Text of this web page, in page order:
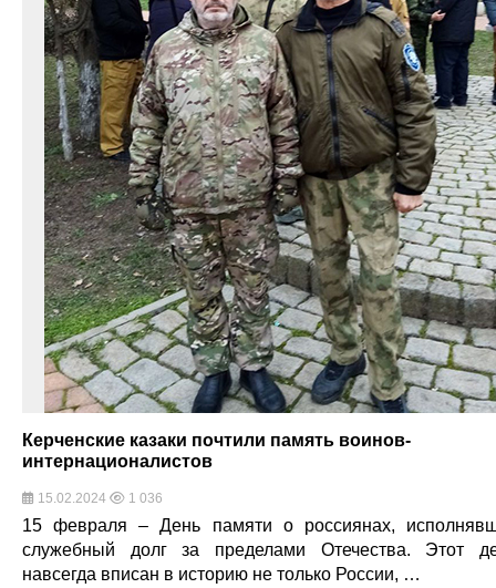
Керченские казаки почтили память воинов-
интернационалистов
15.02.2024 1 036
15 февраля – День памяти о россиянах,
служебный долг за пределами Отечества. Этот
навсегда вписан в историю не только России, …